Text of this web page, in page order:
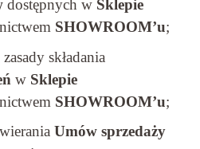
dostępnych w Sklepie
SHOWROOM’u;
składania
w Sklepie
SHOWROOM’u;
Umów sprzedaży